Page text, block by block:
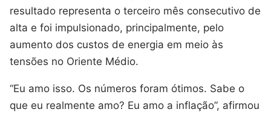
resultado representa o terceiro mês consecutivo de
alta e foi impulsionado, principalmente, pelo
aumento dos custos de energia em meio às
tensões no Oriente Médio.
“Eu amo isso. Os números foram ótimos. Sabe o
que eu realmente amo? Eu amo a inflação”, afirmou